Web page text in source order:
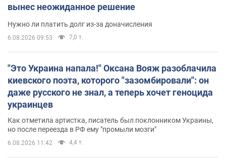
вынес неожиданное решение
Нужно ли платить долг из-за доначисления
6.08.2026 09:53 7,0 т.
"Это Украина напала!" Оксана Вояж разоблачила
киевского поэта, которого "зазомбировали": он
даже русского не знал, а теперь хочет геноцида
украинцев
Как отметила артистка, писатель был поклонником Украины,
но после переезда в РФ ему "промыли мозги"
6.08.2026 11:42 4,4 т.